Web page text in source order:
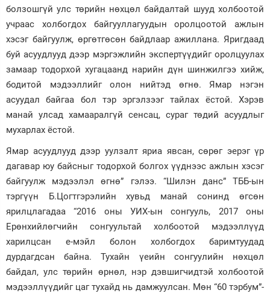
болзошгүй улс төрийн нөхцөл байдалтай шууд холбоотой
учраас холбогдох байгууллагуудын оролцоотой ажлын
хэсэг байгуулж, өргөтгөсөн байдлаар ажиллана. Яригдаад
буй асуудлууд дээр мэргэжлийн экспертүүдийг оролцуулах
замаар тодорхой хугацаанд нарийн дүн шинжилгээ хийж,
бодитой мэдээллийг олон нийтэд өгнө. Ямар нэгэн
асуудал байгаа бол тэр эргэлзээг тайлах ёстой. Хэрэв
манай улсад хамааралгүй сенсац, сураг төдий асуудлыг
мухарлах ёстой.
Ямар асуудлууд дээр уулзалт яриа явсан, сөрөг эерэг үр
дагавар юу байсныг тодорхой болгох үүднээс ажлын хэсэг
байгуулж мэдээлэл өгнө” гэлээ. “Шилэн данс” ТББ-ын
тэргүүн Б.Цогтгэрэлийн хувьд манай сонинд өгсөн
ярилцлагадаа “2016 оны УИХ-ын сонгууль, 2017 оны
Ерөнхийлөгчийн сонгуультай холбоотой мэдээллүүд
харилцсан е-мэйл болон холбогдох баримтуудад
дурдагдсан байна. Тухайн үеийн сонгуулийн нөхцөл
байдал, улс төрийн өрнөл, нэр дэвшигчидтэй холбоотой
мэдээллүүдийг цаг тухайд нь дамжуулсан. Мөн “60 тэрбум”-